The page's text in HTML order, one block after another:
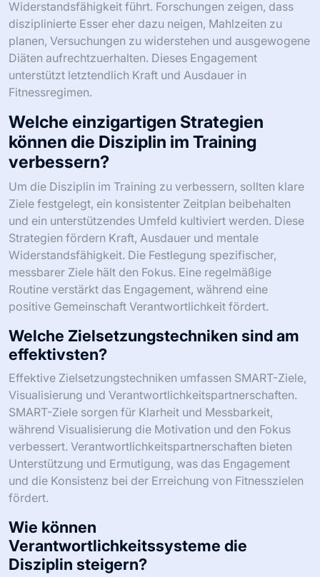
Widerstandsfähigkeit führt. Forschungen zeigen, dass
disziplinierte Esser eher dazu neigen, Mahlzeiten zu
planen, Versuchungen zu widerstehen und ausgewogene
Diäten aufrechtzuerhalten. Dieses Engagement
unterstützt letztendlich Kraft und Ausdauer in
Fitnessregimen.
Welche einzigartigen Strategien
können die Disziplin im Training
verbessern?
Um die Disziplin im Training zu verbessern, sollten klare
Ziele festgelegt, ein konsistenter Zeitplan beibehalten
und ein unterstützendes Umfeld kultiviert werden. Diese
Strategien fördern Kraft, Ausdauer und mentale
Widerstandsfähigkeit. Die Festlegung spezifischer,
messbarer Ziele hält den Fokus. Eine regelmäßige
Routine verstärkt das Engagement, während eine
positive Gemeinschaft Verantwortlichkeit fördert.
Welche Zielsetzungstechniken sind am
effektivsten?
Effektive Zielsetzungstechniken umfassen SMART-Ziele,
Visualisierung und Verantwortlichkeitspartnerschaften.
SMART-Ziele sorgen für Klarheit und Messbarkeit,
während Visualisierung die Motivation und den Fokus
verbessert. Verantwortlichkeitspartnerschaften bieten
Unterstützung und Ermutigung, was das Engagement
und die Konsistenz bei der Erreichung von Fitnesszielen
fördert.
Wie können
Verantwortlichkeitssysteme die
Disziplin steigern?